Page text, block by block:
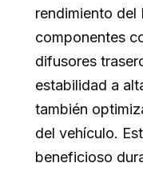
rendimiento
componentes
difusores
estabilidad a
también
del vehículo.
beneficioso